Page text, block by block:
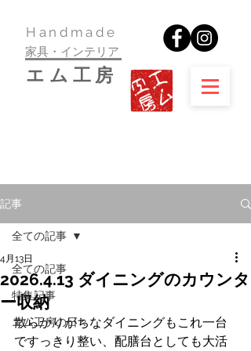
​Handmade
家具・インテリア
​エム工房
記事
全ての記事
特集記事
エム工房の日々
全ての記事
2026.4.13 ダイニングのカウンタ
ー収納
4月13日
散らかりがちなダイニングもこれ一台
ですっきり整い、配膳台としても大活